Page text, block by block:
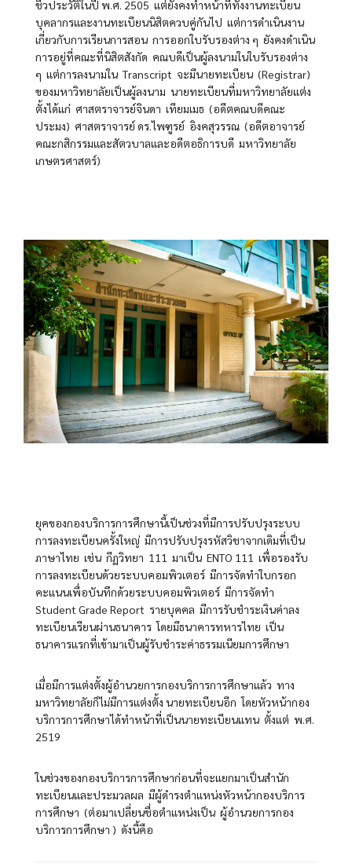
ชีวประวัติในปี พ.ศ. 2505 แต่ยังคงทำหน้าที่ทั้งงานทะเบียน
บุคลากรและงานทะเบียนนิสิตควบคู่กันไป แต่การดำเนินงาน
เกี่ยวกับการเรียนการสอน การออกใบรับรองต่าง ๆ ยังคงดำเนิน
การอยู่ที่คณะที่นิสิตสังกัด คณบดีเป็นผู้ลงนามในใบรับรองต่าง
ๆ แต่การลงนามใน Transcript จะมีนายทะเบียน (Registrar)
ของมหาวิทยาลัยเป็นผู้ลงนาม นายทะเบียนที่มหาวิทยาลัยแต่ง
ตั้งได้แก่ ศาสตราจารย์จินดา เทียมเมธ (อดีตคณบดีคณะ
ประมง) ศาสตราจารย์ ดร.ไพฑูรย์ อิงคสุวรรณ (อดีตอาจารย์
คณะกสิกรรมและสัตวบาลและอดีตอธิการบดี มหาวิทยาลัย
เกษตรศาสตร์)
ยุคของกองบริการการศึกษานี้เป็นช่วงที่มีการปรับปรุงระบบ
การลงทะเบียนครั้งใหญ่ มีการปรับปรุงรหัสวิชาจากเดิมที่เป็น
ภาษาไทย เช่น กีฏวิทยา 111 มาเป็น ENTO 111 เพื่อรองรับ
การลงทะเบียนด้วยระบบคอมพิวเตอร์ มีการจัดทำใบกรอก
คะแนนเพื่อบันทึกด้วยระบบคอมพิวเตอร์ มีการจัดทำ
Student Grade Report รายบุคคล มีการรับชำระเงินค่าลง
ทะเบียนเรียนผ่านธนาคาร โดยมีธนาคารทหารไทย เป็น
ธนาคารแรกที่เข้ามาเป็นผู้รับชำระค่าธรรมเนียมการศึกษา
เมื่อมีการแต่งตั้งผู้อำนวยการกองบริการการศึกษาแล้ว ทาง
มหาวิทยาลัยก็ไม่มีการแต่งตั้ง นายทะเบียนอีก โดยหัวหน้ากอง
บริการการศึกษาได้ทำหน้าที่เป็นนายทะเบียนแทน ตั้งแต่ พ.ศ.
2519
ในช่วงของกองบริการการศึกษาก่อนที่จะแยกมาเป็นสำนัก
ทะเบียนและประมวลผล มีผู้ดำรงตำแหน่งหัวหน้ากองบริการ
การศึกษา (ต่อมาเปลี่ยนชื่อตำแหน่งเป็น ผู้อำนวยการกอง
บริการการศึกษา ) ดังนี้คือ